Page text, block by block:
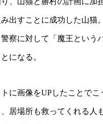
出すことに成功した山猫。
察に対して「魔王という
になる。
に画像をUPしたことで
居場所も救ってくれる人